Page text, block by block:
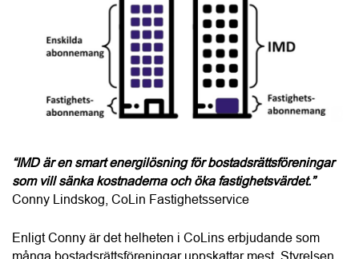
“IMD är en smart energilösning för bostadsrättsföreningar
som vill sänka kostnaderna och öka fastighetsvärdet.”
Conny Lindskog, CoLin Fastighetsservice
Enligt Conny är det helheten i CoLins erbjudande som
många bostadsrättsföreningar uppskattar mest. Styrelsen